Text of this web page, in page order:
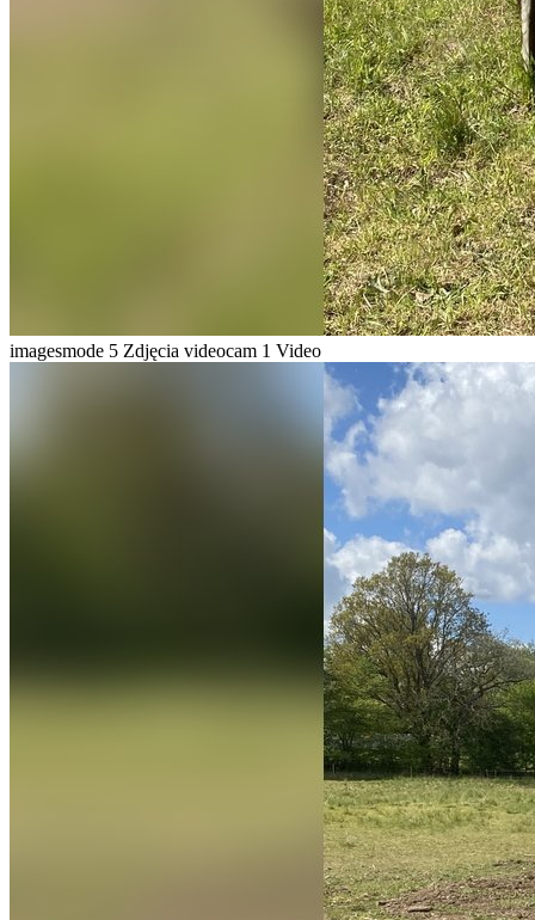
imagesmode 5 Zdjęcia videocam 1 Video